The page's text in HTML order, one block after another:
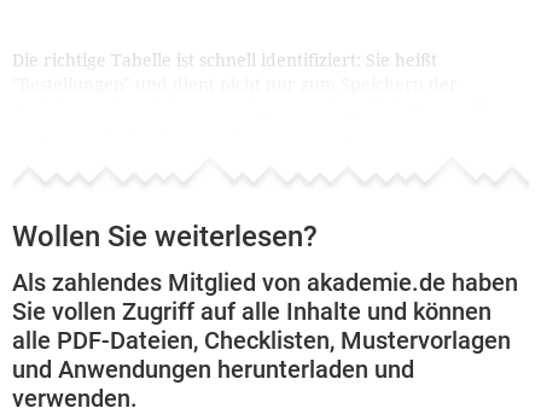
Die richtige Tabelle ist schnell identifiziert: Sie heißt
Wollen Sie weiterlesen?
Als zahlendes Mitglied von akademie.de haben
Sie vollen Zugriff auf alle Inhalte und können
alle PDF-Dateien, Checklisten, Mustervorlagen
und Anwendungen herunterladen und
verwenden.